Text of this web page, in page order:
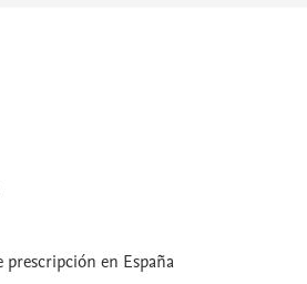
prescripción en España